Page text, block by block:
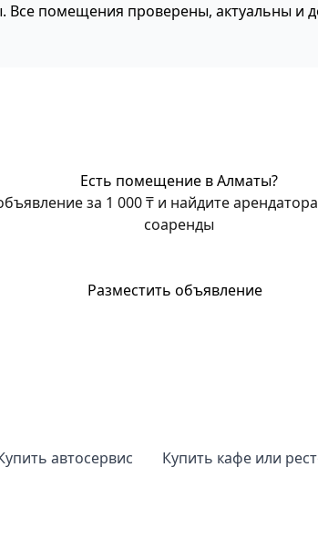
Все помещения проверены, актуальны и
Есть помещение в Алматы?
за 1 000 ₸ и найдите
соаренды
Разместить объявление
автосервис Купить кафе или